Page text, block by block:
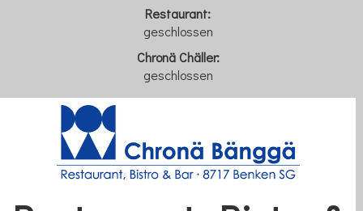
Restaurant:
geschlossen
Chronä Chäller:
geschlossen